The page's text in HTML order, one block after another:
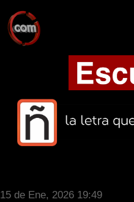
15 de Ene, 2026 19:49